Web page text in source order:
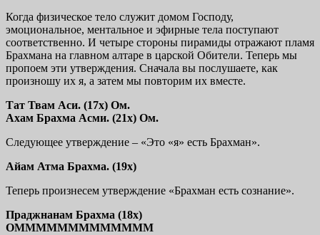
Когда физическое тело служит домом Господу,
эмоциональное, ментальное и эфирные тела поступают
соответственно. И четыре стороны пирамиды отражают пламя
Брахмана на главном алтаре в царской Обители. Теперь мы
пропоем эти утверждения. Сначала вы послушаете, как
произношу их я, а затем мы повторим их вместе.
Тат Твам Аси. (17х) Ом.
Ахам Брахма Асми. (21х) Ом.
Следующее утверждение – «Это «я» есть Брахман».
Айам Атма Брахма. (19х)
Теперь произнесем утверждение «Брахман есть сознание».
Праджнанам Брахма (18х)
OMMMMMMMMMMMMM